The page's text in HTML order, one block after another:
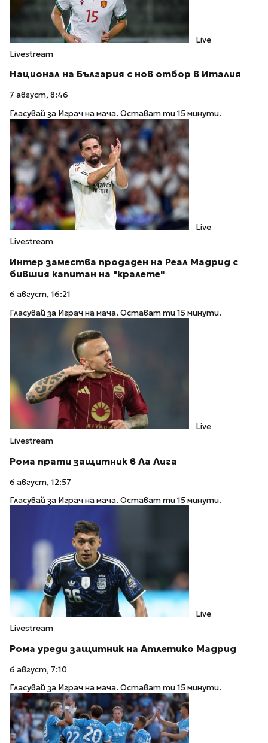
Live
Livestream
Национал на България с нов отбор в Италия
7 август, 8:46
Гласувай за Играч на мача. Остават ти 15 минути.
Live
Livestream
Интер замества продаден на Реал Мадрид с
бившия капитан на "кралете"
6 август, 16:21
Гласувай за Играч на мача. Остават ти 15 минути.
Live
Livestream
Рома прати защитник в Ла Лига
6 август, 12:57
Гласувай за Играч на мача. Остават ти 15 минути.
Live
Livestream
Рома уреди защитник на Атлетико Мадрид
6 август, 7:10
Гласувай за Играч на мача. Остават ти 15 минути.